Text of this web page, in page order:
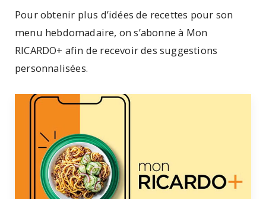
Pour obtenir plus d’idées de recettes pour son
menu hebdomadaire, on s’abonne à Mon
RICARDO+ afin de recevoir des suggestions
personnalisées.